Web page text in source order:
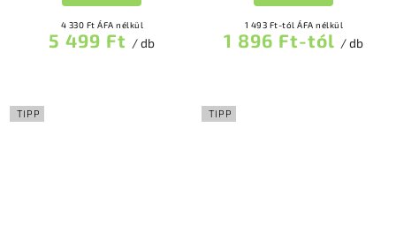
4 330 Ft ÁFA nélkül
5 499 Ft / db
1 493 Ft-tól ÁFA nélkül
1 896 Ft-tól / db
TIPP TIPP